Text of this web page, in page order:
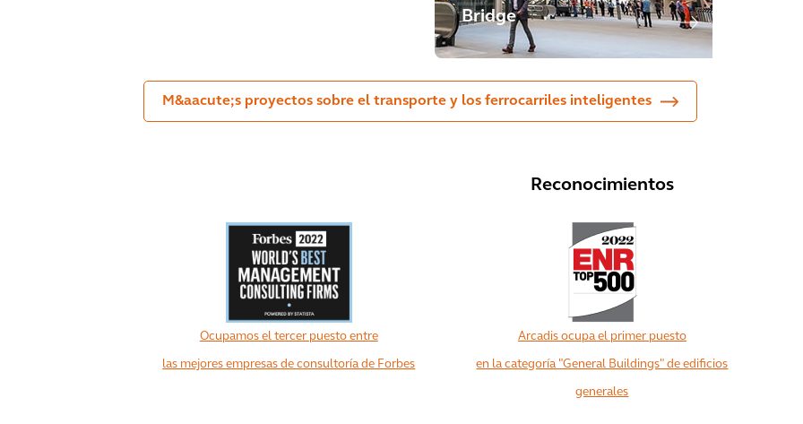
Bridge
M&aacute;s proyectos sobre el transporte y los ferrocarriles inteligentes
Reconocimientos
Ocupamos el tercer puesto entre
las mejores empresas de consultoría de Forbes
Arcadis ocupa el primer puesto
en la categoría "General Buildings" de edificios
generales